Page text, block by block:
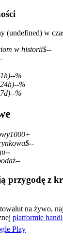
COIN-M
na
na akcje,
na USDC
(undefined) w
w historii$--
--%
--%
--%
1000+
$--
--
--
przygodę z
na żywo,
platformie
Play